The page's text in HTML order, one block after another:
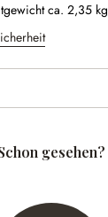
ca. 2,35 kg
gesehen?